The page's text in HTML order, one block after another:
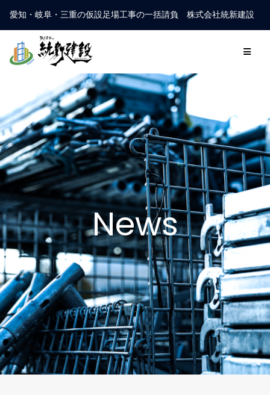
愛知・岐阜・三重の仮設足場工事の一括請負 株式会社統新建設
News